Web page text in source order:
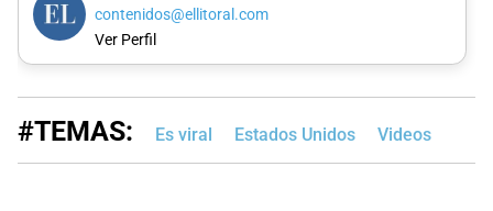
contenidos@ellitoral.com
Ver Perfil
#TEMAS: Es viral Estados Unidos Videos